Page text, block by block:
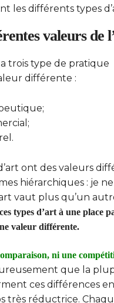
les différents types
valeurs de
a trois type de pratique
différente :
ont des valeurs
hiérarchiques : je
vaut plus qu’un
types d’art à une place
valeur différente.
ni une
que la
ces différences
très réductrice.